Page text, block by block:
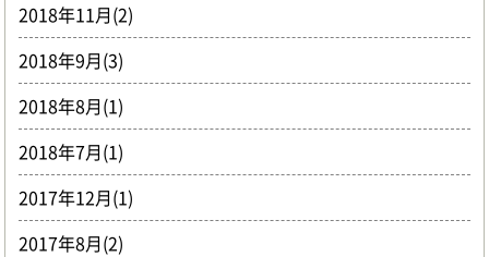
2018年11月(2)
2018年9月(3)
2018年8月(1)
2018年7月(1)
2017年12月(1)
2017年8月(2)